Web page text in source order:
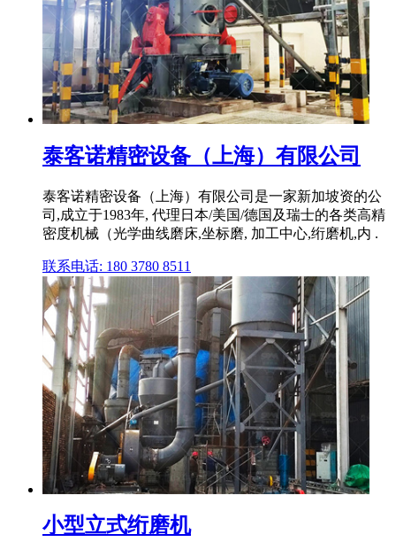
泰客诺精密设备（上海）有限公司
泰客诺精密设备（上海）有限公司是一家新加坡资的公
司,成立于1983年, 代理日本/美国/德国及瑞士的各类高精
密度机械（光学曲线磨床,坐标磨, 加工中心,绗磨机,内 .
联系电话: 180 3780 8511
小型立式绗磨机